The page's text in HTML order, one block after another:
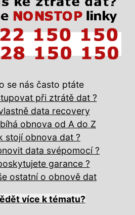
se nás často ptáte
při ztrátě dat ?
data recovery
obnova od A do Z
stojí obnova dat ?
data svépomocí ?
garance ?
ostatní o obnově dat
více k tématu?